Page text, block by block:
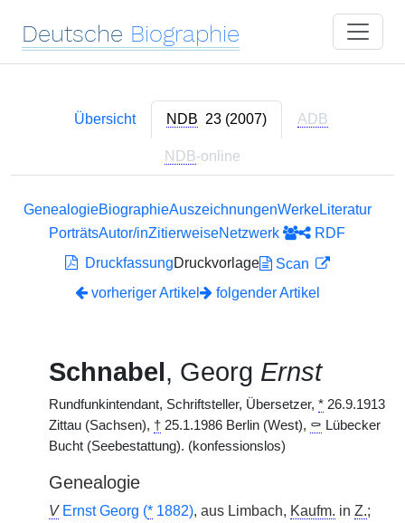
Deutsche Biographie
Übersicht NDB 23 (2007) ADB
NDB-online
GenealogieBiographieAuszeichnungenWerkeLiteratur
PorträtsAutor/inZitierweiseNetzwerk
RDF
DruckfassungDruckvorlage
Scan
vorheriger Artikel
folgender Artikel
Schnabel, Georg Ernst
Rundfunkintendant, Schriftsteller, Übersetzer, * 26.9.1913
Zittau (Sachsen), † 25.1.1986 Berlin (West), ⚰ Lübecker
Bucht (Seebestattung). (konfessionslos)
Genealogie
V Ernst Georg (* 1882), aus Limbach, Kaufm. in Z.;